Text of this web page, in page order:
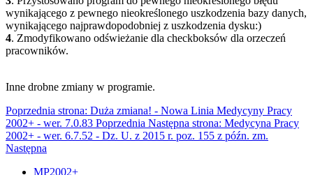
wynikającego z pewnego nieokreślonego uszkodzenia bazy danych,
wynikającego najprawdopodobniej z uszkodzenia dysku:)
4. Zmodyfikowano odświeżanie dla checkboksów dla orzeczeń
pracowników.
Inne drobne zmiany w programie.
Poprzednia strona: Duża zmiana! - Nowa Linia Medycyny Pracy
2002+ - wer. 7.0.83 Poprzednia Następna strona: Medycyna Pracy
2002+ - wer. 6.7.52 - Dz. U. z 2015 r. poz. 155 z późn. zm.
Następna
MP2002+